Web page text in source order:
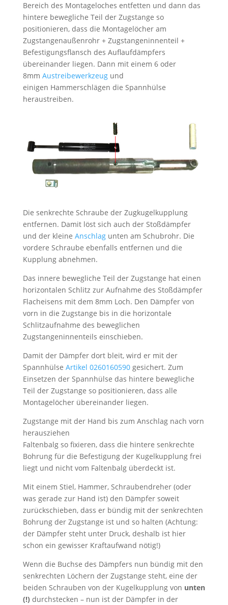
Bereich des Montageloches entfetten und dann das
hintere bewegliche Teil der Zugstange so
positionieren, dass die Montagelöcher am
Zugstangenaußenrohr + Zugstangeninnenteil +
Befestigungsflansch des Auflaufdämpfers
übereinander liegen. Dann mit einem 6 oder
8mm Austreibewerkzeug und
einigen Hammerschlägen die Spannhülse
heraustreiben.
Die senkrechte Schraube der Zugkugelkupplung
entfernen. Damit löst sich auch der Stoßdämpfer
und der kleine Anschlag unten am Schubrohr. Die
vordere Schraube ebenfalls entfernen und die
Kupplung abnehmen.
Das innere bewegliche Teil der Zugstange hat einen
horizontalen Schlitz zur Aufnahme des Stoßdämpfer
Flacheisens mit dem 8mm Loch. Den Dämpfer von
vorn in die Zugstange bis in die horizontale
Schlitzaufnahme des beweglichen
Zugstangeninnenteils einschieben.
Damit der Dämpfer dort bleit, wird er mit der
Spannhülse Artikel 0260160590 gesichert. Zum
Einsetzen der Spannhülse das hintere bewegliche
Teil der Zugstange so positionieren, dass alle
Montagelöcher übereinander liegen.
Zugstange mit der Hand bis zum Anschlag nach vorn
herausziehen
Faltenbalg so fixieren, dass die hintere senkrechte
Bohrung für die Befestigung der Kugelkupplung frei
liegt und nicht vom Faltenbalg überdeckt ist.
Mit einem Stiel, Hammer, Schraubendreher (oder
was gerade zur Hand ist) den Dämpfer soweit
zurückschieben, dass er bündig mit der senkrechten
Bohrung der Zugstange ist und so halten (Achtung:
der Dämpfer steht unter Druck, deshalb ist hier
schon ein gewisser Kraftaufwand nötig!)
Wenn die Buchse des Dämpfers nun bündig mit den
senkrechten Löchern der Zugstange steht, eine der
beiden Schrauben von der Kugelkupplung von unten
(!) durchstecken – nun ist der Dämpfer in der